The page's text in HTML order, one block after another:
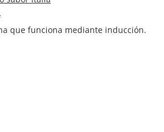
que funciona mediante inducción.